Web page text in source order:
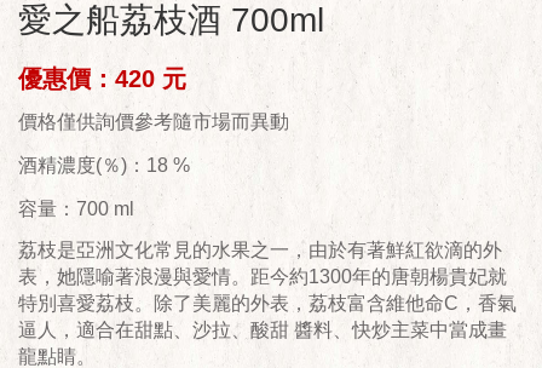
愛之船荔枝酒 700ml
優惠價：420 元
價格僅供詢價參考隨市場而異動
酒精濃度(％)：18 %
容量：700 ml
荔枝是亞洲文化常見的水果之一，由於有著鮮紅欲滴的外
表，她隱喻著浪漫與愛情。距今約1300年的唐朝楊貴妃就
特別喜愛荔枝。除了美麗的外表，荔枝富含維他命C，香氣
逼人，適合在甜點、沙拉、酸甜 醬料、快炒主菜中當成畫
龍點睛。